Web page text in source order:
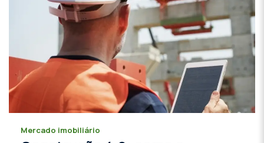
Mercado imobiliário